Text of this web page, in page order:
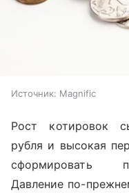
Источник: Magnific
Рост котировок
рубля и высокая
сформировать
Давление по-